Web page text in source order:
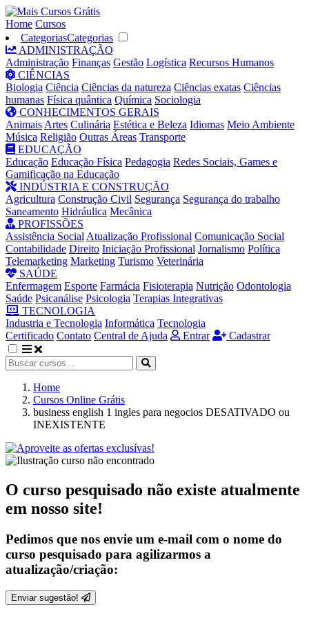
Home Cursos
CategoriasCategorias
ADMINISTRAÇÃO
Administração Finanças Gestão Logística Recursos Humanos
CIÊNCIAS
Biologia Ciência Ciências da natureza Ciências exatas Ciências
humanas Física quântica Química Sociologia
CONHECIMENTOS GERAIS
Animais Artes Culinária Estética e Beleza Idiomas Meio Ambiente
Música Religião Outras Áreas Transporte
EDUCAÇÃO
Educação Educação Física Pedagogia Redes Sociais, Games e
Gamificação na Educação
INDÚSTRIA E CONSTRUÇÃO
Agricultura Construção Civil Segurança Segurança do trabalho
Saneamento Hidráulica Mecânica
PROFISSÕES
Assistência Social Atualização Profissional Comunicação Social
Contabilidade Direito Iniciação Profissional Jornalismo Política
Telemarketing Marketing Turismo Veterinária
SAÚDE
Enfermagem Esporte Farmácia Fisioterapia Nutrição Odontologia
Saúde Psicanálise Psicologia Terapias Integrativas
TECNOLOGIA
Industria e Tecnologia Informática Tecnologia
Certificado Contato Central de Ajuda Entrar Cadastrar
Home
Cursos Online Grátis
business english 1 ingles para negocios DESATIVADO ou
INEXISTENTE
O curso pesquisado não existe atualmente
em nosso site!
Pedimos que nos envie um e-mail com o nome do
curso pesquisado para agilizarmos a
atualização/criação:
Enviar sugestão!